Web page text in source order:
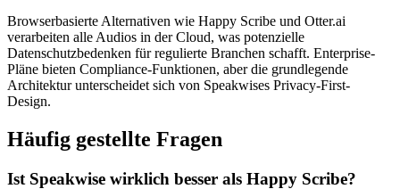
Browserbasierte Alternativen wie Happy Scribe und Otter.ai
verarbeiten alle Audios in der Cloud, was potenzielle
Datenschutzbedenken für regulierte Branchen schafft. Enterprise-
Pläne bieten Compliance-Funktionen, aber die grundlegende
Architektur unterscheidet sich von Speakwises Privacy-First-
Design.
Häufig gestellte Fragen
Ist Speakwise wirklich besser als Happy Scribe?